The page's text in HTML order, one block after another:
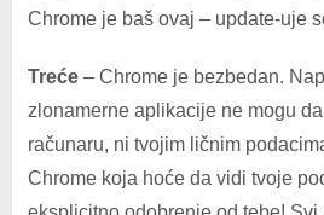
Chrome je baš ovaj – update-uje
Treće– Chrome je bezbedan.
zlonamerne aplikacije ne mogu
računaru, ni tvojim ličnim
Chrome koja hoće da vidi tvoje